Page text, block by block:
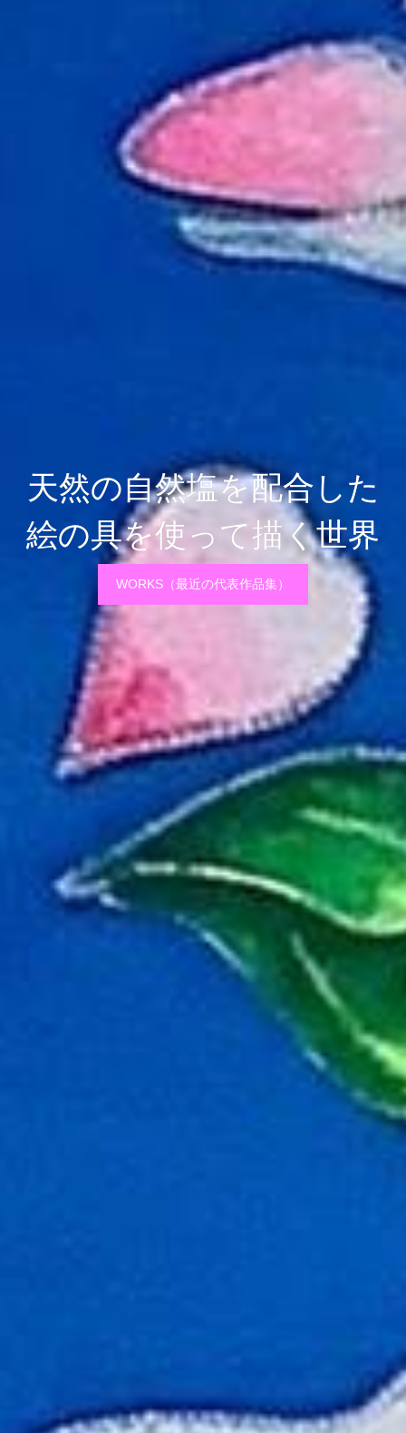
天然の自然塩を配合した
絵の具を使って描く世界
WORKS（最近の代表作品集）